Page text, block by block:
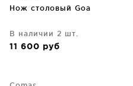
Нож столовый Goa
В наличии 2 шт.
11 600 руб